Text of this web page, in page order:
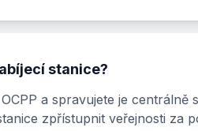
stanice?
a spravujete je centrálně
zpřístupnit veřejnosti za